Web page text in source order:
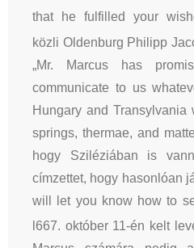
that he fulfilled your
közli Oldenburg Philipp
„Mr. Marcus has
communicate to us
Hungary and Transylvania
springs, thermae, and
hogy Sziléziában is
címzettet, hogy hasonlóan
will let you know how to
l667. október 11-én kelt